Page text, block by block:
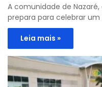
A comunidade de Nazaré,
prepara para celebrar um
Leia mais »